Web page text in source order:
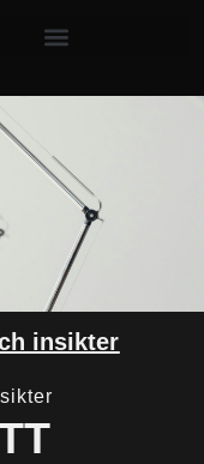
insikter